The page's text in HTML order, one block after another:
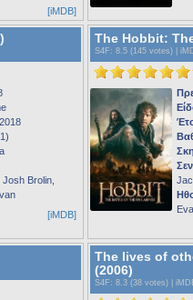
[iMDB]
2018
Brolin,
[iMDB]
The Hobbit:
S4F : 8.5 (145 votes) |
The lives of
(2006)
S4F : 8.3 (38 votes) |